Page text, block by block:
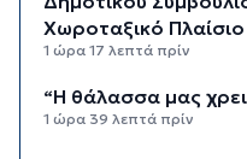
Χωροταξικό Πλαίσιο
1 ώρα 17 λεπτά πρίν
“Η θάλασσα μας
1 ώρα 39 λεπτά πρίν